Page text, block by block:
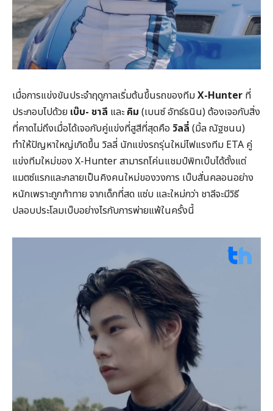
เมื่อการแข่งขันประจำฤดูกาลเริ่มต้นขึ้นรถของทีมX-Hunter ที่
ประกอบไปด้วย เบ๊บ- ชาลี และคิม (เบนซ์ อัทธ์ธนิน) ต้องเจอกับสิ่ง
ที่คาดไม่ถึงเมื่อได้เจอกับคู่แข่งที่สูสีที่สุดคือ วิลลี่ (มิ้ล ณัฐชนน)
ทำให้ปัญหาใหญ่เกิดขึ้น วิลลี่ นักแข่งรถรุ่นใหม่ไฟแรงทีม ETA คู่
แข่งทีมใหม่ของ X-Hunter สามารถโค่นแชมป์พิทเบ๊บได้ตั้งแต่
แมตซ์แรกและกลายเป็นคิงคนใหม่ของวงการ เบ๊บสั่นคลอนอย่าง
หนักเพราะถูกท้าทาย จากเด็กที่สด แซ่บ และใหม่กว่า ชาลีจะมีวิธี
ปลอบประโลมเบ๊บอย่างไรกับการพ่ายแพ้ในครั้งนี้